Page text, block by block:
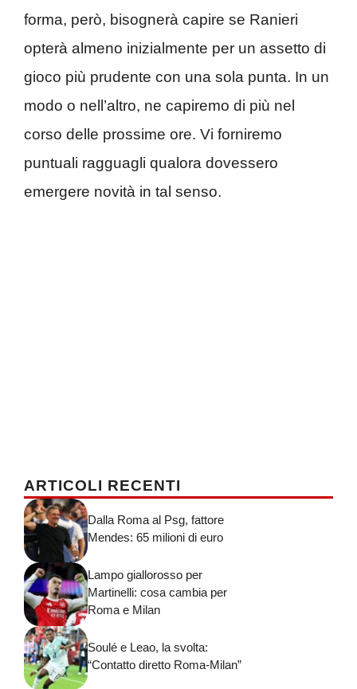
forma, però, bisognerà capire se Ranieri
opterà almeno inizialmente per un assetto di
gioco più prudente con una sola punta. In un
modo o nell’altro, ne capiremo di più nel
corso delle prossime ore. Vi forniremo
puntuali ragguagli qualora dovessero
emergere novità in tal senso.
ARTICOLI RECENTI
Dalla Roma al Psg, fattore
Mendes: 65 milioni di euro
Lampo giallorosso per
Martinelli: cosa cambia per
Roma e Milan
Soulé e Leao, la svolta:
“Contatto diretto Roma-Milan”